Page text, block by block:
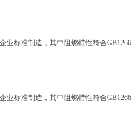
标准制造，其中阻燃特性符合GB1266
标准制造，其中阻燃特性符合GB1266